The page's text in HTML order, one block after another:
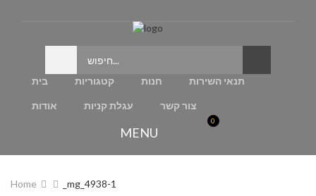
בית קטגוריות חנות תנאי השירות
אודות עגלת קניות צור קשר
MENU
0
Home _mg_4938-1